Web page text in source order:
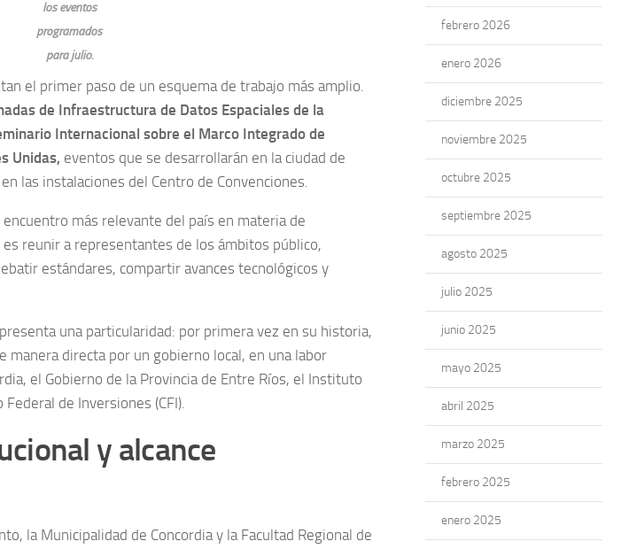
los eventos
programados
para julio.
el primer paso de un esquema de trabajo más amplio.
de Infraestructura de Datos Espaciales de la
Internacional sobre el Marco Integrado de
Unidas, eventos que se desarrollarán en la ciudad de
las instalaciones del Centro de Convenciones.
más relevante del país en materia de
reunir a representantes de los ámbitos público,
estándares, compartir avances tecnológicos y
una particularidad: por primera vez en su historia,
manera directa por un gobierno local, en una labor
el Gobierno de la Provincia de Entre Ríos, el Instituto
de Inversiones (CFI).
y alcance
la Municipalidad de Concordia y la Facultad Regional de
febrero 2026
enero 2026
diciembre 2025
noviembre 2025
octubre 2025
septiembre 2025
agosto 2025
julio 2025
junio 2025
mayo 2025
abril 2025
marzo 2025
febrero 2025
enero 2025